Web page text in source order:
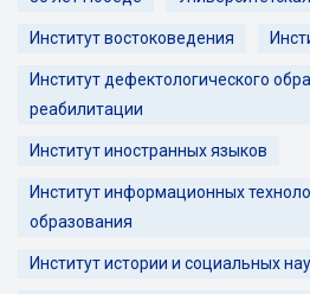
Институт востоковедения
Институт дефектологического
реабилитации
Институт иностранных языков
Институт информационных
образования
Институт истории и социальных